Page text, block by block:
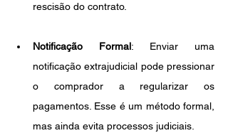
rescisão do contrato.
Notificação Formal: Enviar uma
notificação extrajudicial pode pressionar
o comprador a regularizar os
pagamentos. Esse é um método formal,
mas ainda evita processos judiciais.